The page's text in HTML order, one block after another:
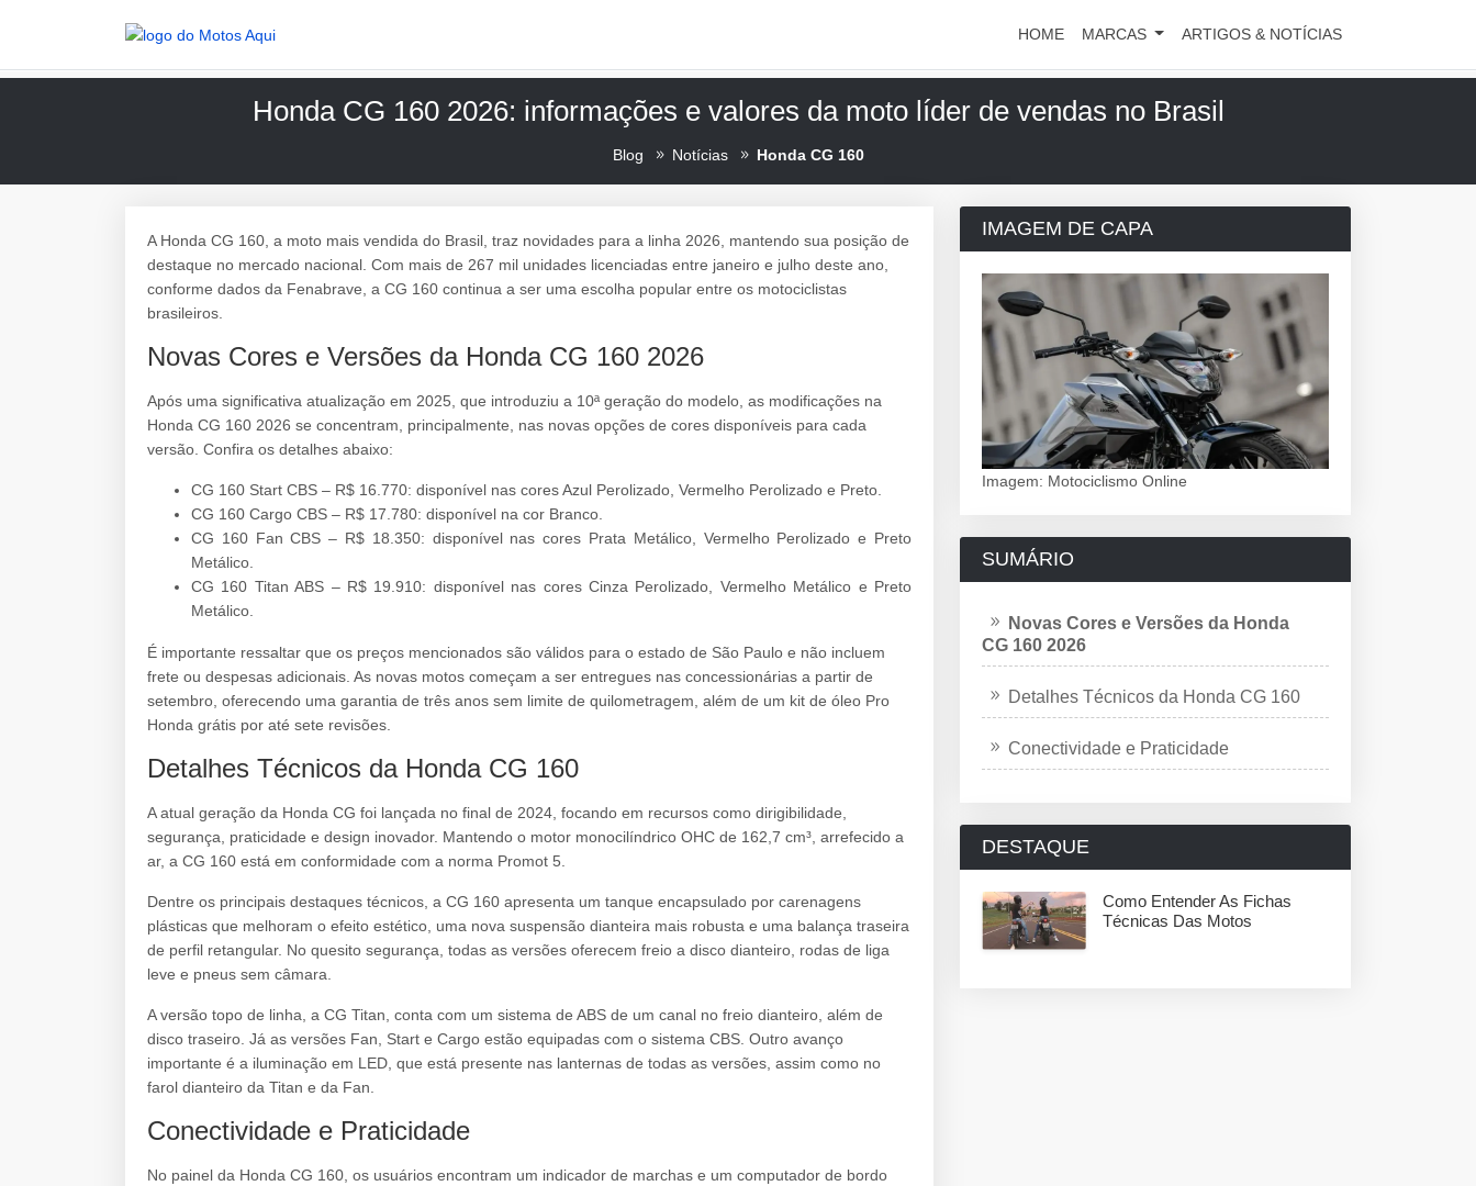
HOME MARCAS ARTIGOS & NOTÍCIAS
Honda CG 160 2026: informações e valores da moto líder de vendas no Brasil
Blog Notícias Honda CG 160
A Honda CG 160, a moto mais vendida do Brasil, traz novidades para a linha 2026, mantendo sua posição de
destaque no mercado nacional. Com mais de 267 mil unidades licenciadas entre janeiro e julho deste ano,
conforme dados da Fenabrave, a CG 160 continua a ser uma escolha popular entre os motociclistas
brasileiros.
Novas Cores e Versões da Honda CG 160 2026
Após uma significativa atualização em 2025, que introduziu a 10ª geração do modelo, as modificações na
Honda CG 160 2026 se concentram, principalmente, nas novas opções de cores disponíveis para cada
versão. Confira os detalhes abaixo:
CG 160 Start CBS – R$ 16.770: disponível nas cores Azul Perolizado, Vermelho Perolizado e Preto.
CG 160 Cargo CBS – R$ 17.780: disponível na cor Branco.
CG 160 Fan CBS – R$ 18.350: disponível nas cores Prata Metálico, Vermelho Perolizado e Preto
Metálico.
CG 160 Titan ABS – R$ 19.910: disponível nas cores Cinza Perolizado, Vermelho Metálico e Preto
Metálico.
É importante ressaltar que os preços mencionados são válidos para o estado de São Paulo e não incluem
frete ou despesas adicionais. As novas motos começam a ser entregues nas concessionárias a partir de
setembro, oferecendo uma garantia de três anos sem limite de quilometragem, além de um kit de óleo Pro
Honda grátis por até sete revisões.
Detalhes Técnicos da Honda CG 160
A atual geração da Honda CG foi lançada no final de 2024, focando em recursos como dirigibilidade,
segurança, praticidade e design inovador. Mantendo o motor monocilíndrico OHC de 162,7 cm³, arrefecido a
ar, a CG 160 está em conformidade com a norma Promot 5.
Dentre os principais destaques técnicos, a CG 160 apresenta um tanque encapsulado por carenagens
plásticas que melhoram o efeito estético, uma nova suspensão dianteira mais robusta e uma balança traseira
de perfil retangular. No quesito segurança, todas as versões oferecem freio a disco dianteiro, rodas de liga
leve e pneus sem câmara.
A versão topo de linha, a CG Titan, conta com um sistema de ABS de um canal no freio dianteiro, além de
disco traseiro. Já as versões Fan, Start e Cargo estão equipadas com o sistema CBS. Outro avanço
importante é a iluminação em LED, que está presente nas lanternas de todas as versões, assim como no
farol dianteiro da Titan e da Fan.
Conectividade e Praticidade
No painel da Honda CG 160, os usuários encontram um indicador de marchas e um computador de bordo
IMAGEM DE CAPA
Imagem: Motociclismo Online
SUMÁRIO
Novas Cores e Versões da Honda
CG 160 2026
Detalhes Técnicos da Honda CG 160
Conectividade e Praticidade
DESTAQUE
Como Entender As Fichas
Técnicas Das Motos